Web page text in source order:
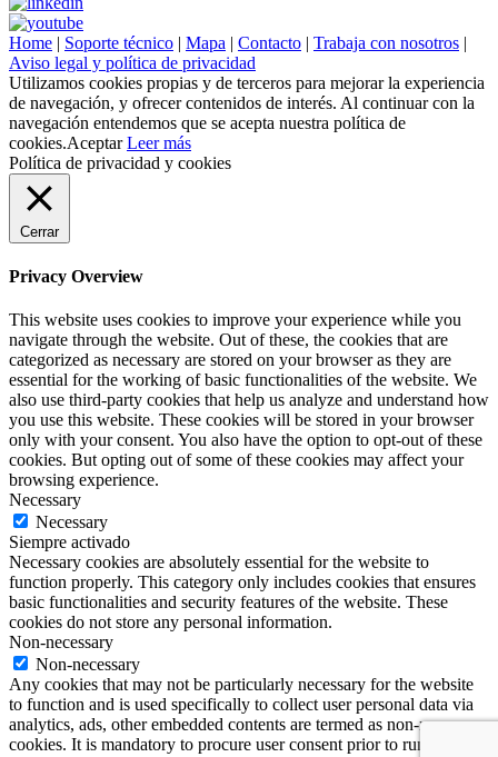
Home | Soporte técnico | Mapa | Contacto | Trabaja con nosotros |
Aviso legal y política de privacidad
Utilizamos cookies propias y de terceros para mejorar la experiencia
de navegación, y ofrecer contenidos de interés. Al continuar con la
navegación entendemos que se acepta nuestra política de
cookies.Aceptar Leer más
Política de privacidad y cookies
Cerrar
Privacy Overview
This website uses cookies to improve your experience while you
navigate through the website. Out of these, the cookies that are
categorized as necessary are stored on your browser as they are
essential for the working of basic functionalities of the website. We
also use third-party cookies that help us analyze and understand how
you use this website. These cookies will be stored in your browser
only with your consent. You also have the option to opt-out of these
cookies. But opting out of some of these cookies may affect your
browsing experience.
Necessary
Necessary
Siempre activado
Necessary cookies are absolutely essential for the website to
function properly. This category only includes cookies that ensures
basic functionalities and security features of the website. These
cookies do not store any personal information.
Non-necessary
Non-necessary
Any cookies that may not be particularly necessary for the website
to function and is used specifically to collect user personal data via
analytics, ads, other embedded contents are termed as non-necessary
cookies. It is mandatory to procure user consent prior to running